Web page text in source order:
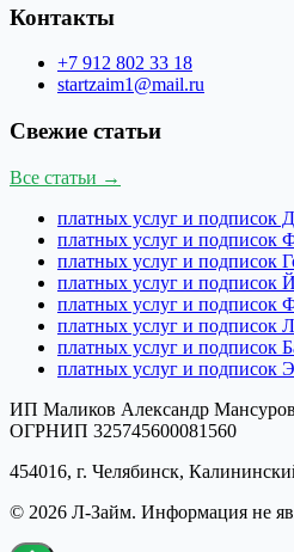
Контакты
+7 912 802 33 18
startzaim1@mail.ru
Свежие статьи
Все статьи →
платных услуг и подписок
платных услуг и подписок
платных услуг и подписок
платных услуг и подписок
платных услуг и подписок
платных услуг и подписок
платных услуг и подписок
платных услуг и подписок
ИП Маликов Александр
ОГРНИП 325745600081560
454016, г. Челябинск,
© 2026 Л-Займ. Информация не